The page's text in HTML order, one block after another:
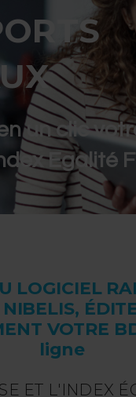
un clic
Egalité
LOGICIEL
VOTRE
ligne
ET L'INDEX